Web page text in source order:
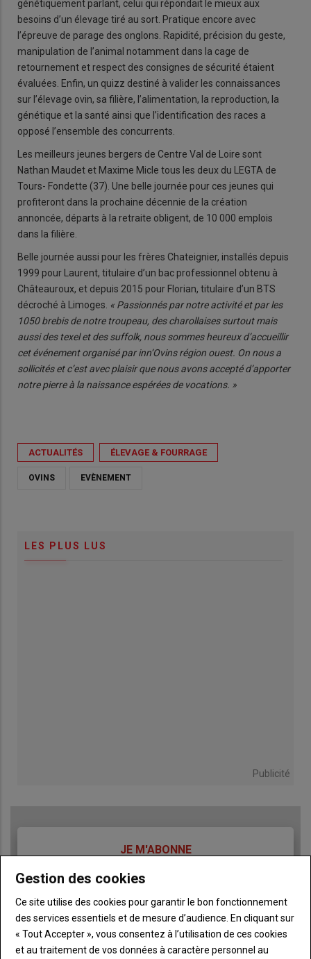
génétiquement parlant, celui qui répondait le mieux aux
besoins d’un élevage tiré au sort. Pratique encore avec
l’épreuve de parage des onglons. Rapidité, précision du geste,
manipulation de l’animal notamment dans la cage de
retournement et respect des consignes de sécurité étaient
évaluées. Enfin, un quizz destiné à valider les connaissances
sur l’élevage ovin, sa filière, l’alimentation, la reproduction, la
génétique et la santé ainsi que l’identification des races a
opposé l’ensemble des concurrents.
Les meilleurs jeunes bergers de Centre Val de Loire sont
Nathan Maudet et Maxime Micle tous les deux du LEGTA de
Tours- Fondette (37). Une belle journée pour ces jeunes qui
profiteront dans la prochaine décennie de la création
annoncée, départs à la retraite obligent, de 10 000 emplois
dans la filière.
Belle journée aussi pour les frères Chateignier, installés depuis
1999 pour Laurent, titulaire d’un bac professionnel obtenu à
Châteauroux, et depuis 2015 pour Florian, titulaire d’un BTS
décroché à Limoges. « Passionnés par notre activité et par les
1050 brebis de notre troupeau, des charollaises surtout mais
aussi des texel et des suffolk, nous sommes heureux d’accueillir
cet événement organisé par inn’Ovins région ouest. On nous a
sollicités et c’est avec plaisir que nous avons accepté d’apporter
notre pierre à la naissance espérées de vocations. »
ACTUALITÉS ÉLEVAGE & FOURRAGE
OVINS EVÈNEMENT
LES PLUS LUS
Publicité
JE M'ABONNE
Body A partir de 93€
Lien JE M'ABONNE
Gestion des cookies
Ce site utilise des cookies pour garantir le bon fonctionnement
des services essentiels et de mesure d’audience. En cliquant sur
« Tout Accepter », vous consentez à l’utilisation de ces cookies
et au traitement de vos données à caractère personnel au